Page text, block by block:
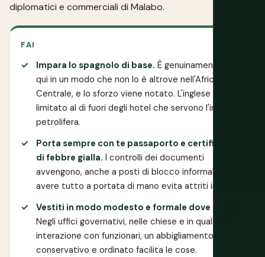
diplomatici e commerciali di Malabo.
FAI
Impara lo spagnolo di base. È genuinamente utile
qui in un modo che non lo è altrove nell'Africa
Centrale, e lo sforzo viene notato. L'inglese è
limitato al di fuori degli hotel che servono l'industria
petrolifera.
Porta sempre con te passaporto e certificato
di febbre gialla. I controlli dei documenti
avvengono, anche a posti di blocco informali, e
avere tutto a portata di mano evita attriti inutili.
Vestiti in modo modesto e formale dove conta.
Negli uffici governativi, nelle chiese e in qualsiasi
interazione con funzionari, un abbigliamento
conservativo e ordinato facilita le cose.